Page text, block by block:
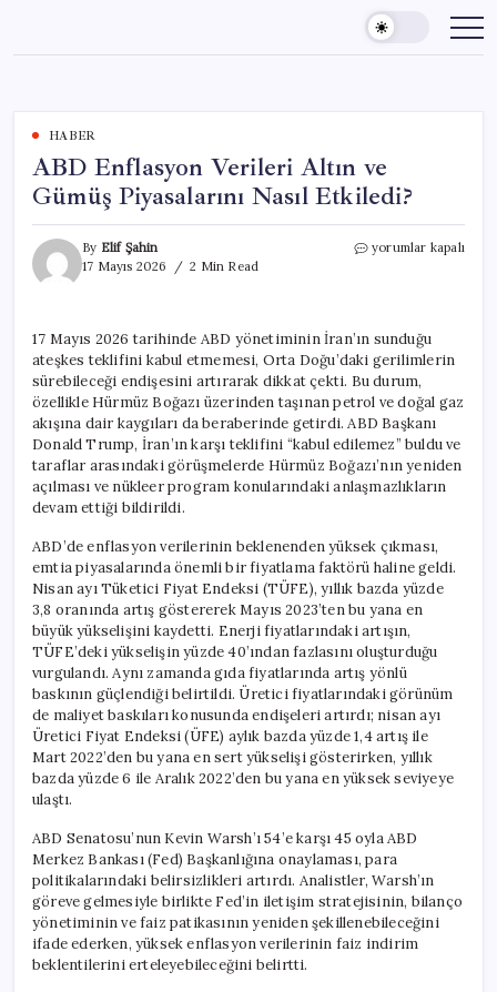
content
HABER
ABD Enflasyon Verileri Altın ve
Gümüş Piyasalarını Nasıl Etkiledi?
By Elif Şahin
17 Mayıs 2026
2 Min Read
ABD
Gümüş
Piyasalarını
Nasıl
Etkiledi?
için
yorumlar kapalı
17 Mayıs 2026 tarihinde ABD yönetiminin İran’ın sunduğu
ateşkes teklifini kabul etmemesi, Orta Doğu’daki gerilimlerin
sürebileceği endişesini artırarak dikkat çekti. Bu durum,
özellikle Hürmüz Boğazı üzerinden taşınan petrol ve doğal gaz
akışına dair kaygıları da beraberinde getirdi. ABD Başkanı
Donald Trump, İran’ın karşı teklifini “kabul edilemez” buldu ve
taraflar arasındaki görüşmelerde Hürmüz Boğazı’nın yeniden
açılması ve nükleer program konularındaki anlaşmazlıkların
devam ettiği bildirildi.
ABD’de enflasyon verilerinin beklenenden yüksek çıkması,
emtia piyasalarında önemli bir fiyatlama faktörü haline geldi.
Nisan ayı Tüketici Fiyat Endeksi (TÜFE), yıllık bazda yüzde
3,8 oranında artış göstererek Mayıs 2023’ten bu yana en
büyük yükselişini kaydetti. Enerji fiyatlarındaki artışın,
TÜFE’deki yükselişin yüzde 40’ından fazlasını oluşturduğu
vurgulandı. Aynı zamanda gıda fiyatlarında artış yönlü
baskının güçlendiği belirtildi. Üretici fiyatlarındaki görünüm
de maliyet baskıları konusunda endişeleri artırdı; nisan ayı
Üretici Fiyat Endeksi (ÜFE) aylık bazda yüzde 1,4 artış ile
Mart 2022’den bu yana en sert yükselişi gösterirken, yıllık
bazda yüzde 6 ile Aralık 2022’den bu yana en yüksek seviyeye
ulaştı.
ABD Senatosu’nun Kevin Warsh’ı 54’e karşı 45 oyla ABD
Merkez Bankası (Fed) Başkanlığına onaylaması, para
politikalarındaki belirsizlikleri artırdı. Analistler, Warsh’ın
göreve gelmesiyle birlikte Fed’in iletişim stratejisinin, bilanço
yönetiminin ve faiz patikasının yeniden şekillenebileceğini
ifade ederken, yüksek enflasyon verilerinin faiz indirim
beklentilerini erteleyebileceğini belirtti.